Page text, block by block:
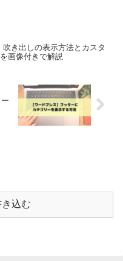
吹き出しの表示方法とカスタ
画像付きで解説
込む